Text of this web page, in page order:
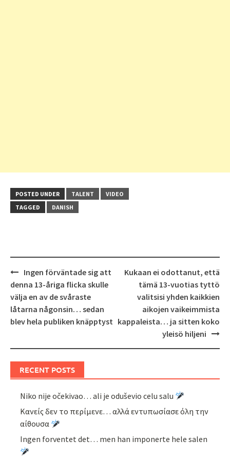
POSTED UNDER TALENT
VIDEO
TAGGED
DANISH
Post
navigation
Ingen förväntade sig att
denna 13-åriga flicka skulle
välja en av de svåraste
låtarna någonsin… sedan
blev hela publiken knäpptyst
Kukaan ei odottanut, että
tämä 13-vuotias tyttö
valitsisi yhden kaikkien
aikojen vaikeimmista
kappaleista… ja sitten koko
yleisö hiljeni
RECENT POSTS
Niko nije očekivao… ali je oduševio celu salu
Κανείς δεν το περίμενε… αλλά εντυπωσίασε όλη την
αίθουσα
Ingen forventet det… men han imponerte hele salen